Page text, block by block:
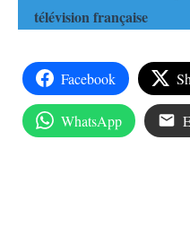
télévision française
Facebook
WhatsApp